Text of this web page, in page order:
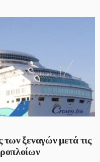
ξεναγών μετά τις